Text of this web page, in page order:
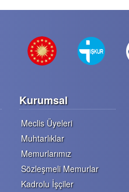
Kurumsal
Meclis Üyeleri
Muhtarlıklar
Memurlarımız
Sözleşmeli Memurlar
Kadrolu İşçiler